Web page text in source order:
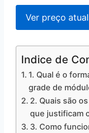
Ver preço
Indice de
1. Qual é o
grade de
2. Quais são
que justificam
3. Como